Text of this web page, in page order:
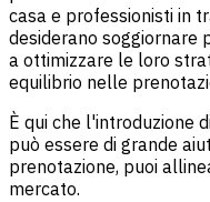
casa e professionisti in
desiderano soggiornare
a ottimizzare le loro
equilibrio nelle
È qui che l'introduzione
può essere di grande
prenotazione, puoi
mercato.